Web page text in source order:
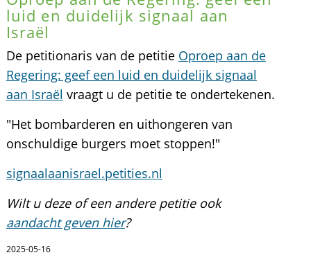
luid en duidelijk signaal aan
Israël
De petitionaris van de petitie Oproep aan de
Regering: geef een luid en duidelijk signaal
aan Israël vraagt u de petitie te ondertekenen.
"Het bombarderen en uithongeren van
onschuldige burgers moet stoppen!"
signaalaanisrael.petities.nl
Wilt u deze of een andere petitie ook
aandacht geven hier?
2025-05-16